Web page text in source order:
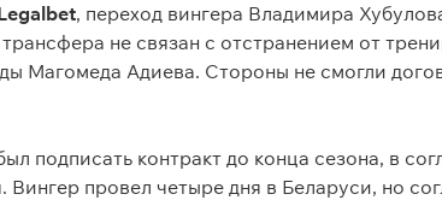
, переход вингера Владимира
не связан с отстранением от
Магомеда Адиева. Стороны не смогли
подписать контракт до конца сезона, в
Вингер провел четыре дня в Беларуси, но